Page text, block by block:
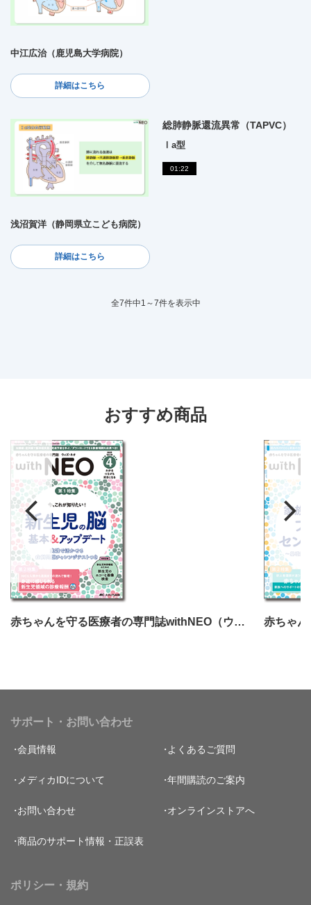
中江広治（鹿児島大学病院）
詳細はこちら
総肺静脈還流異常（TAPVC）
Ⅰa型
01:22
浅沼賀洋（静岡県立こども病院）
詳細はこちら
全7件中1～7件を表示中
おすすめ商品
赤ちゃんを守る医療者の専門誌withNEO（ウィズネオ）2025年4号
サポート・お問い合わせ
会員情報 よくあるご質問
メディカIDについて 年間購読のご案内
お問い合わせ オンラインストアへ
商品のサポート情報・正誤表
ポリシー・規約